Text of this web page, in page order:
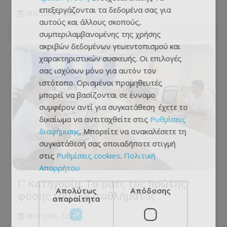
28.07.2026 - 13:07
Γ’ Κατηγορία: Τα ματς της πρώτης
φάσης του Πρωταθλήματος
28.07.2026 - 12:21
επεξεργάζονται τα δεδομένα σας για
αυτούς και άλλους σκοπούς,
συμπεριλαμβανομένης της χρήσης
ακριβών δεδομένων γεωεντοπισμού και
χαρακτηριστικών συσκευής. Οι επιλογές
σας ισχύουν μόνο για αυτόν τον
ιστότοπο. Ορισμένοι προμηθευτές
μπορεί να βασίζονται σε έννομο
συμφέρον αντί για συγκατάθεση· έχετε το
δικαίωμα να αντιταχθείτε στις Ρυθμίσεις
διαφήμισης. Μπορείτε να ανακαλέσετε τη
συγκατάθεσή σας οποιαδήποτε στιγμή
στις Ρυθμίσεις cookies. Πολιτική
Απορρήτου
Απολύτως
απαραίτητα
Απόδοσης